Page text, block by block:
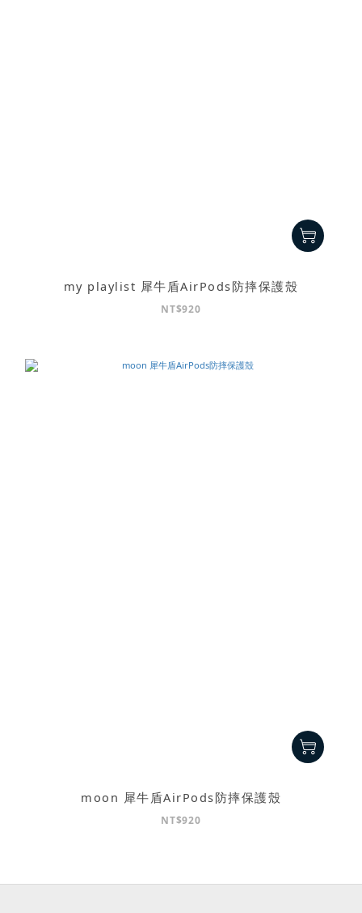
my playlist 犀牛盾AirPods防摔保護殼
NT$920
moon 犀牛盾AirPods防摔保護殼
NT$920